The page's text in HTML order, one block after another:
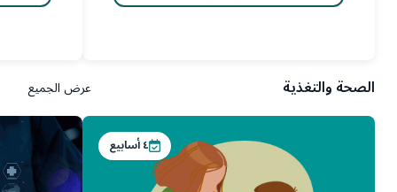
الصحة والتغذية عرض الجميع
٤أسابيع